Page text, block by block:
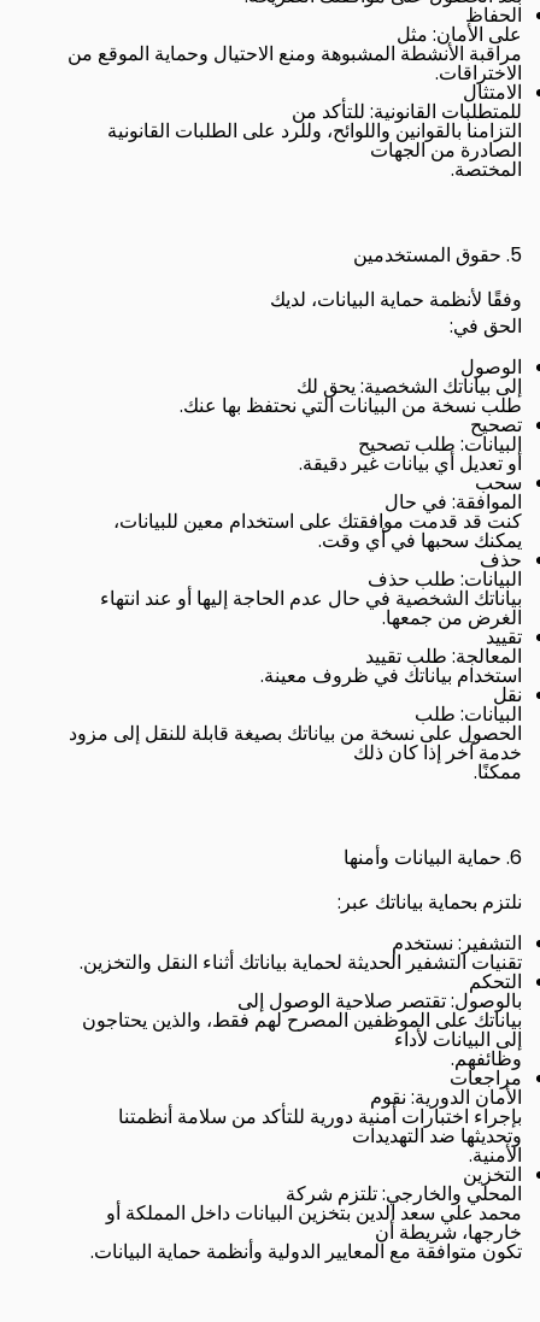
الحفاظ
على الأمان: مثل
مراقبة الأنشطة المشبوهة ومنع الاحتيال وحماية الموقع من
الاختراقات.
الامتثال
للمتطلبات القانونية: للتأكد من
التزامنا بالقوانين واللوائح، وللرد على الطلبات القانونية
الصادرة من الجهات
المختصة.
5. حقوق المستخدمين
وفقًا لأنظمة حماية البيانات، لديك
الحق في:
الوصول
إلى بياناتك الشخصية: يحق لك
طلب نسخة من البيانات التي نحتفظ بها عنك.
تصحيح
البيانات: طلب تصحيح
أو تعديل أي بيانات غير دقيقة.
سحب
الموافقة: في حال
كنت قد قدمت موافقتك على استخدام معين للبيانات،
يمكنك سحبها في أي وقت.
حذف
البيانات: طلب حذف
بياناتك الشخصية في حال عدم الحاجة إليها أو عند انتهاء
الغرض من جمعها.
تقييد
المعالجة: طلب تقييد
استخدام بياناتك في ظروف معينة.
نقل
البيانات: طلب
الحصول على نسخة من بياناتك بصيغة قابلة للنقل إلى مزود
خدمة آخر إذا كان ذلك
ممكنًا.
6. حماية البيانات وأمنها
نلتزم بحماية بياناتك عبر :
التشفير : نستخدم
تقنيات التشفير الحديثة لحماية بياناتك أثناء النقل والتخزين.
التحكم
بالوصول: تقتصر صلاحية الوصول إلى
بياناتك على الموظفين المصرح لهم فقط، والذين يحتاجون
إلى البيانات لأداء
وظائفهم.
مراجعات
الأمان الدورية: نقوم
بإجراء اختبارات أمنية دورية للتأكد من سلامة أنظمتنا
وتحديثها ضد التهديدات
الأمنية.
التخزين
المحلي والخارجي: تلتزم شركة
محمد علي سعد الدين بتخزين البيانات داخل المملكة أو
خارجها، شريطة أن
تكون متوافقة مع المعايير الدولية وأنظمة حماية البيانات.